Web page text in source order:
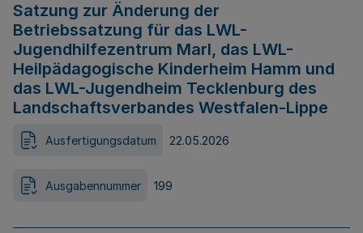
Satzung zur Änderung der
Betriebssatzung für das LWL-
Jugendhilfezentrum Marl, das LWL-
Heilpädagogische Kinderheim Hamm und
das LWL-Jugendheim Tecklenburg des
Landschaftsverbandes Westfalen-Lippe
Ausfertigungsdatum 22.05.2026
Ausgabennummer 199